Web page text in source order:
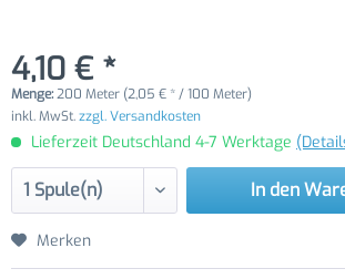
4,10 € *
Menge:200 Meter (2,05 € * / 100 Meter)
inkl. MwSt.zzgl. Versandkosten
Lieferzeit Deutschland 4-7 Werktage
In den
Merken